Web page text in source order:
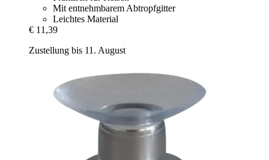
Mit entnehmbarem Abtropfgitter
Leichtes Material
€ 11,39
Zustellung bis 11. August